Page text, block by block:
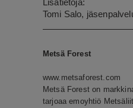
Lisätietoja:
Tomi Salo,
Metsä Forest
www.metsaforest.com
Metsä Forest on
tarjoaa emoyhtiö